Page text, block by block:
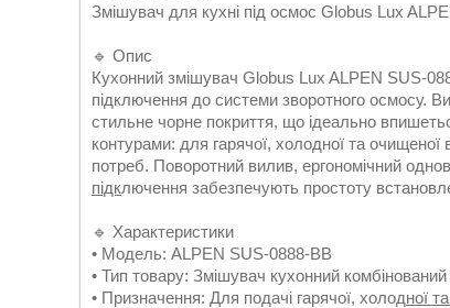
Змішувач для кухні під осмос Globus Lux
🔹 Опис
Кухонний змішувач Globus Lux ALPEN SUS-
підключення до системи зворотного осмосу.
стильне чорне покриття, що ідеально
контурами: для гарячої, холодної та
потреб. Поворотний вилив, ергономічний
підключення забезпечують простоту
🔹 Характеристики
• Модель: ALPEN SUS-0888-BB
• Тип товару: Змішувач кухонний комбінований
• Призначення: Для подачі гарячої, холодної